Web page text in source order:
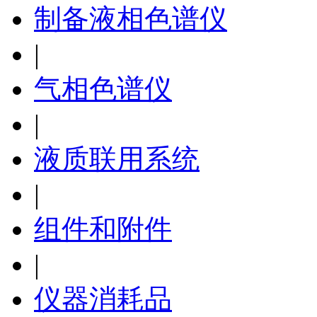
制备液相色谱仪
|
气相色谱仪
|
液质联用系统
|
组件和附件
|
仪器消耗品